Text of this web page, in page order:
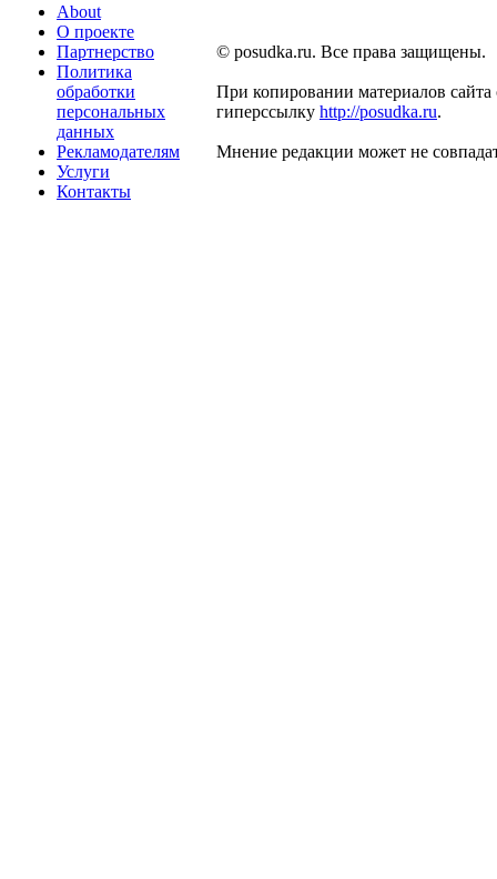
About
О проекте
Партнерство
Политика
обработки
персональных
данных
Рекламодателям
Услуги
Контакты
© posudka.ru. Все права защищены.
При копировании материалов сайта
гиперссылку http://posudka.ru.
Мнение редакции может не